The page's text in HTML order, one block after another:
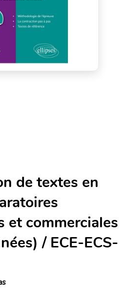
de textes en
et commerciales
/ ECE-ECS-